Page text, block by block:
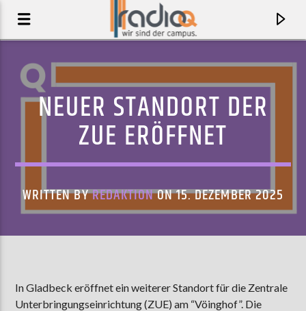
M
SOCCER MUMMY
NEUER STANDORT DER
ZUE ERÖFFNET
WRITTEN BYREDAKTIONON 15. DEZEMBER 2025
In Gladbeck eröffnet ein weiterer Standort für die Zentrale
Unterbringungseinrichtung (ZUE) am “Vöinghof”. Die